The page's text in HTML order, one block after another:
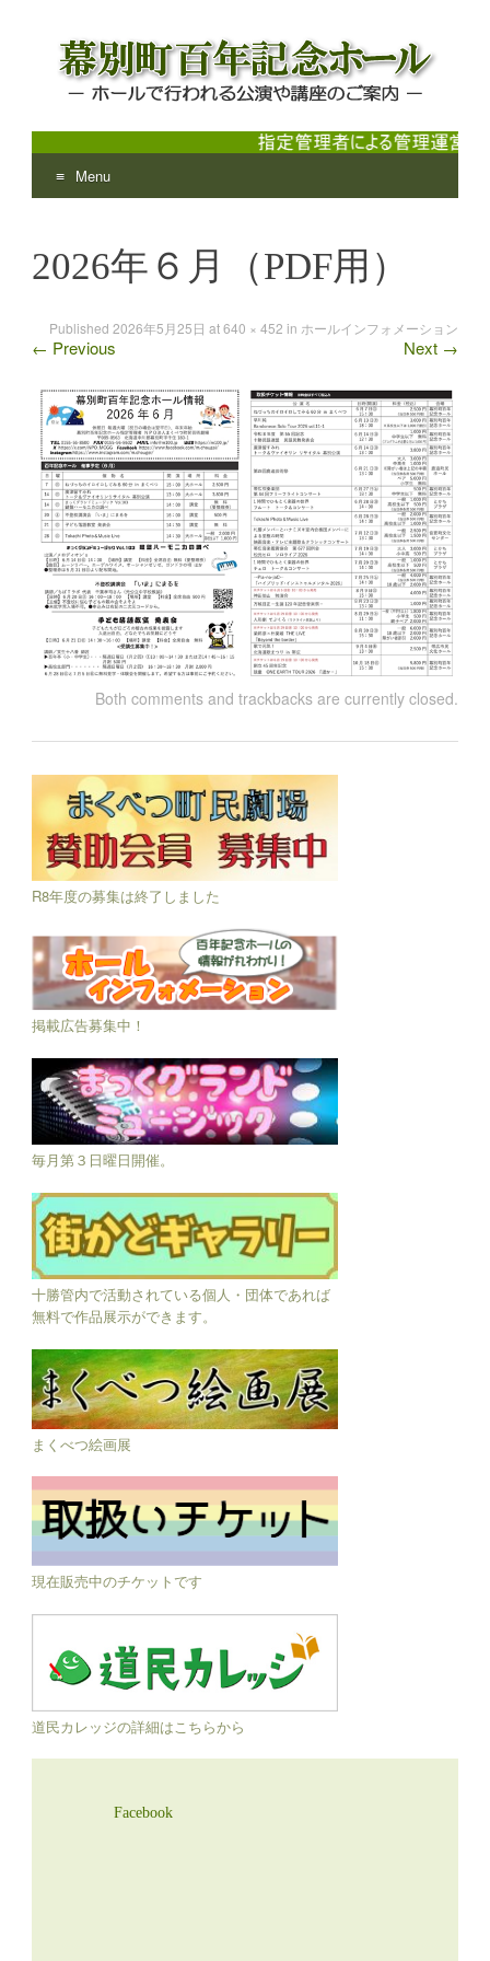
幕別町百年記念ホール
ホールで行われる公演や講座のご案内
Menu
content
2026年６月（PDF用）
Published 2026年5月25日 at640 × 452 in ホールインフォメーション
← Previous Next →
Both comments and trackbacks are currently closed.
R8年度の募集は終了しました
掲載広告募集中！
毎月第３日曜日開催。
十勝管内で活動されている個人・団体であれば
無料で作品展示ができます。
まくべつ絵画展
現在販売中のチケットです
道民カレッジの詳細はこちらから
Facebook